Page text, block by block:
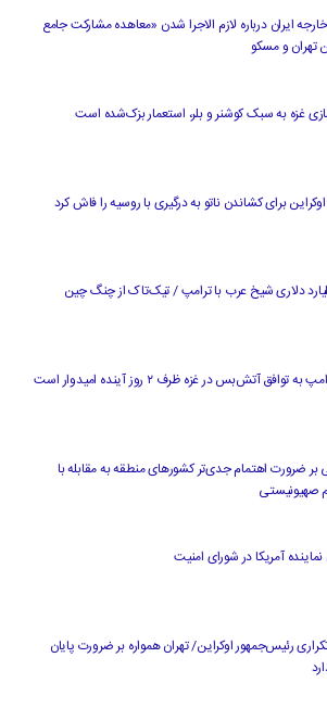
خارجه ایران درباره لازم‌ الاجرا شدن «معاهده مشارکت جامع
تهران و مسکو
غزه به سبک کوشنر و بلر، استعمار بزک‌شده است
برای کشاندن ناتو به درگیری با روسیه را فاش کرد
۱۴ میلیارد دلاری شیخ عرب با ترامپ / تیک‌تاک از چنگ چین
آتش‌بس در غزه ظرف ۲ روز آینده امیدوار است
بر ضرورت اهتمام جدی‌تر کشورهای منطقه به مقابله با
صهیونیستی
آمریکا در شورای امنیت
رئیس‌جمهور اوکراین/ تهران همواره بر ضرورت پایان